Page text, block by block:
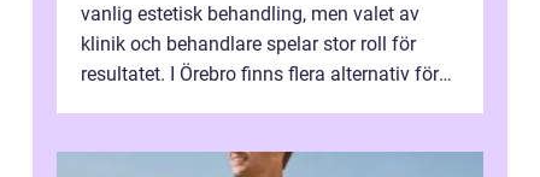
vanlig estetisk behandling, men valet av
klinik och behandlare spelar stor roll för
resultatet. I Örebro finns flera alternativ för